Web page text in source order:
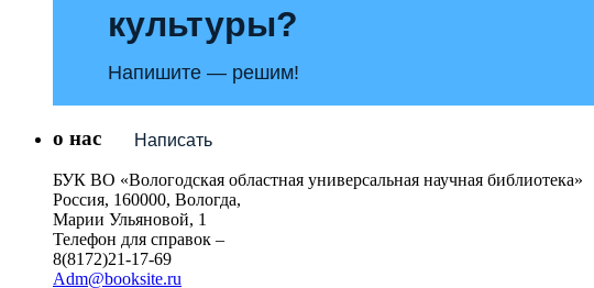
культуры?
Напишите — решим!
Написать
о нас
БУК ВО «Вологодская областная универсальная научная библиотека»
Россия, 160000, Вологда,
Марии Ульяновой, 1
Телефон для справок –
8(8172)21-17-69
Adm@booksite.ru